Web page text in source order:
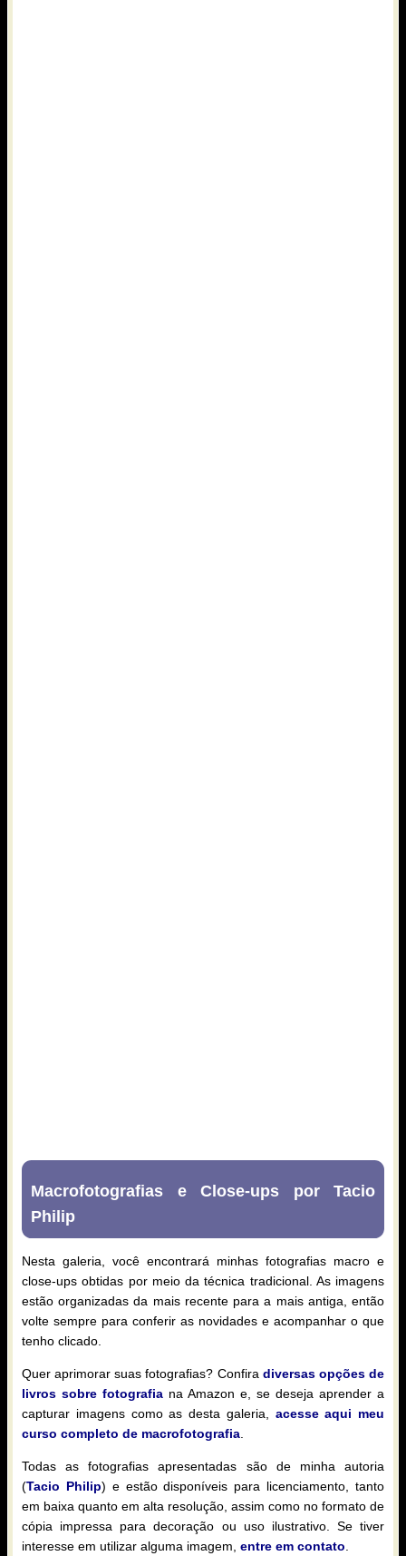
Macrofotografias e Close-ups por Tacio
Philip
Nesta galeria, você encontrará minhas fotografias macro e
close-ups obtidas por meio da técnica tradicional. As imagens
estão organizadas da mais recente para a mais antiga, então
volte sempre para conferir as novidades e acompanhar o que
tenho clicado.
Quer aprimorar suas fotografias? Confira diversas opções de
livros sobre fotografia na Amazon e, se deseja aprender a
capturar imagens como as desta galeria, acesse aqui meu
curso completo de macrofotografia
Todas as fotografias apresentadas são de minha autoria
(Tacio Philip) e estão disponíveis para licenciamento, tanto
em baixa quanto em alta resolução, assim como no formato de
cópia impressa para decoração ou uso ilustrativo. Se tiver
interesse em utilizar alguma imagem, entre em contato